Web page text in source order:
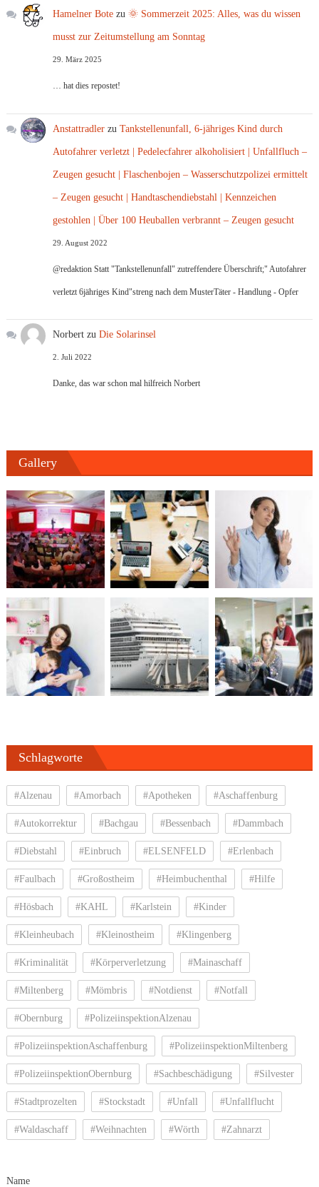
Hamelner Bote zu🌞 Sommerzeit 2025: Alles, was du wissen
musst zur Zeitumstellung am Sonntag
29. März 2025
… hat dies repostet!
Anstattradler zuTankstellenunfall, 6-jähriges Kind durch
Autofahrer verletzt | Pedelecfahrer alkoholisiert | Unfallfluch –
Zeugen gesucht | Flaschenbojen – Wasserschutzpolizei ermittelt
– Zeugen gesucht | Handtaschendiebstahl | Kennzeichen
gestohlen | Über 100 Heuballen verbrannt – Zeugen gesucht
29. August 2022
@redaktion Statt "Tankstellenunfall" zutreffendere Überschrift;" Autofahrer
verletzt 6jähriges Kind"streng nach dem MusterTäter - Handlung - Opfer
Norbert zuDie Solarinsel
2. Juli 2022
Danke, das war schon mal hilfreich Norbert
Gallery
Schlagworte
#Alzenau #Amorbach #Apotheken #Aschaffenburg
#Autokorrektur #Bachgau #Bessenbach #Dammbach
#Diebstahl #Einbruch #ELSENFELD #Erlenbach
#Faulbach #Großostheim #Heimbuchenthal #Hilfe
#Hösbach #KAHL #Karlstein #Kinder
#Kleinheubach #Kleinostheim #Klingenberg
#Kriminalität #Körperverletzung #Mainaschaff
#Miltenberg #Mömbris #Notdienst #Notfall
#Obernburg #PolizeiinspektionAlzenau
#PolizeiinspektionAschaffenburg #PolizeiinspektionMiltenberg
#PolizeiinspektionObernburg #Sachbeschädigung #Silvester
#Stadtprozelten #Stockstadt #Unfall #Unfallflucht
#Waldaschaff #Weihnachten #Wörth #Zahnarzt
Name